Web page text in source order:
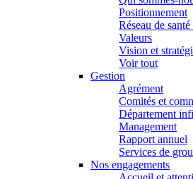
Positionnement
Réseau de
Valeurs
Vision et
Voir tout
Gestion
Agrément
Comités et
Département
Management
Rapport annuel
Services de
Nos engagements